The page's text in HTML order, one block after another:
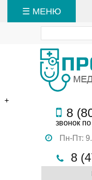
☰ МЕНЮ
+
8
звонок
Пн-Пт:
8